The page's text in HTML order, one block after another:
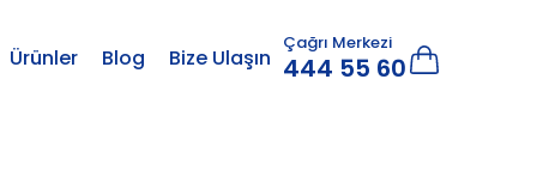
Ürünler Blog Bize Ulaşın
Çağrı Merkezi
444 55 60